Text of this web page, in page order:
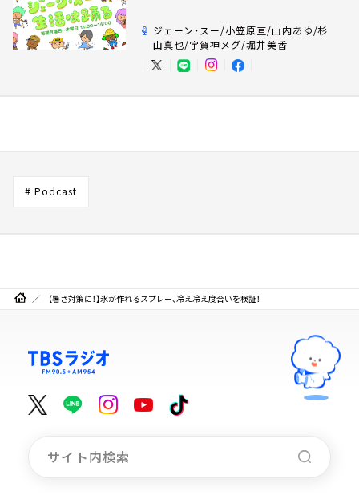
ジェーン・スー/小笠原亘/山内あゆ/杉
山真也/宇賀神メグ/堀井美香
# Podcast
【暑さ対策に！】氷が作れるスプレー、冷え冷え度合いを検証！